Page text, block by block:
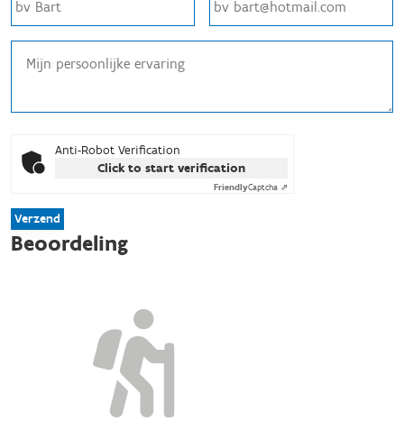
Anti-Robot Verification
Click to start verification
FriendlyCaptcha ⇗
Verzend
Beoordeling